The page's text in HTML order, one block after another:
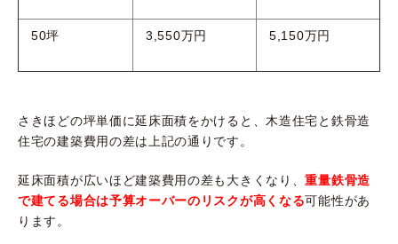
50坪 3,550万円 5,150万円
さきほどの坪単価に延床面積をかけると、木造住宅と鉄骨造
住宅の建築費用の差は上記の通りです。
延床面積が広いほど建築費用の差も大きくなり、重量鉄骨造
で建てる場合は予算オーバーのリスクが高くなる可能性があ
ります。